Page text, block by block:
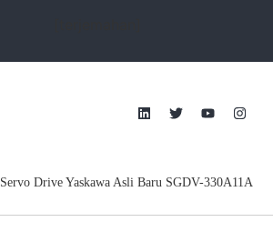
Servo Drive Yaskawa Asli Baru SGDV-330A11A